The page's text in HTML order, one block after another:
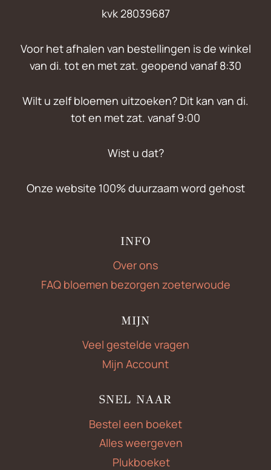
kvk 28039687
Voor het afhalen van bestellingen is de winkel
van di. tot en met zat. geopend vanaf 8:30
Wilt u zelf bloemen uitzoeken? Dit kan van di.
tot en met zat. vanaf 9:00
Wist u dat?
Onze website 100% duurzaam word gehost
INFO
Over ons
FAQ bloemen bezorgen zoeterwoude
MIJN
Veel gestelde vragen
Mijn Account
SNEL NAAR
Bestel een boeket
Alles weergeven
Plukboeket